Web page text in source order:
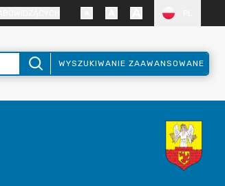
WYSZUKIWANIE ZAAWANSOWANE